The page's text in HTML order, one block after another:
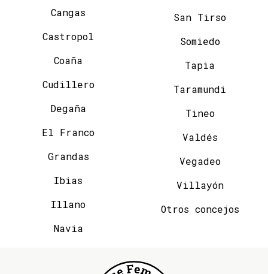
Cangas
Castropol
Coaña
Cudillero
Degaña
El Franco
Grandas
Ibias
Illano
Navia
San Tirso
Somiedo
Tapia
Taramundi
Tineo
Valdés
Vegadeo
Villayón
Otros concejos